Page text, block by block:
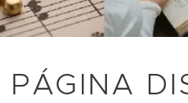
PÁGINA